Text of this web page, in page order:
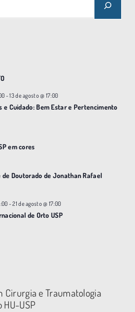
-13 de agosto @ 17:00
e Cuidado: Bem Estar e Pertencimento
em cores
de Doutorado de Jonathan Rafael
-21 de agosto @ 17:00
de Orto USP
Cirurgia e Traumatologia
USP